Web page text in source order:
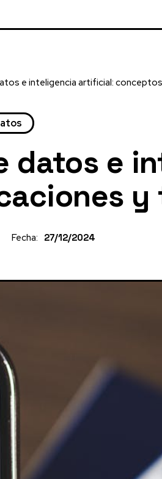
e inteligencia artificial: conceptos
datos e
y
Fecha: 27/12/2024